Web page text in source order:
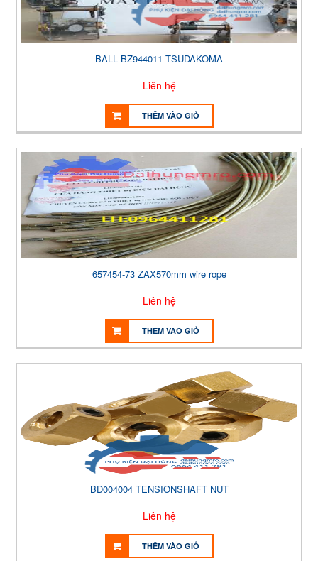
BALL BZ944011 TSUDAKOMA
Liên hệ
THÊM VÀO GIỎ
657454-73 ZAX570mm wire rope
Liên hệ
THÊM VÀO GIỎ
BD004004 TENSIONSHAFT NUT
Liên hệ
THÊM VÀO GIỎ